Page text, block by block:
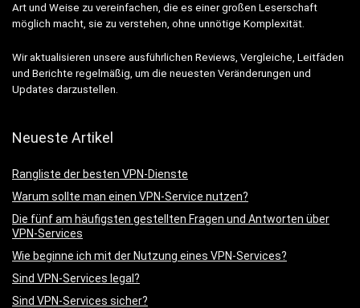
Art und Weise zu vereinfachen, die es einer großen Leserschaft
möglich macht, sie zu verstehen, ohne unnötige Komplexität.
Wir aktualisieren unsere ausführlichen Reviews, Vergleiche, Leitfäden
und Berichte regelmäßig, um die neuesten Veränderungen und
Updates darzustellen.
Neueste Artikel
Rangliste der besten VPN-Dienste
Warum sollte man einen VPN-Service nutzen?
Die fünf am häufigsten gestellten Fragen und Antworten über
VPN-Services
Wie beginne ich mit der Nutzung eines VPN-Services?
Sind VPN-Services legal?
Sind VPN-Services sicher?